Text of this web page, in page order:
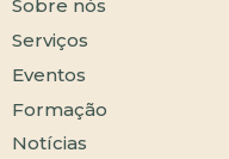
Sobre nós
Serviços
Eventos
Formação
Notícias